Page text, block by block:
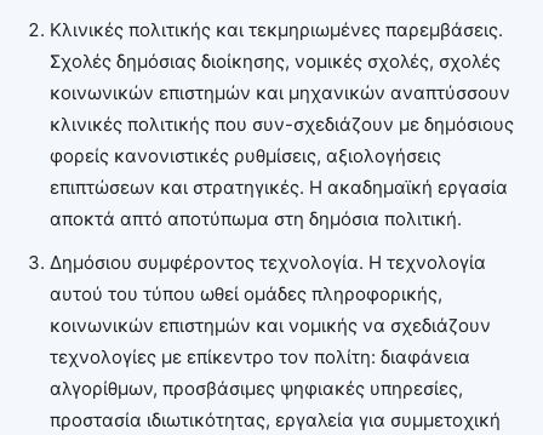
Κλινικές πολιτικής και τεκμηριωμένες παρεμβάσεις.
Σχολές δημόσιας διοίκησης, νομικές σχολές, σχολές
κοινωνικών επιστημών και μηχανικών αναπτύσσουν
κλινικές πολιτικής που συν-σχεδιάζουν με δημόσιους
φορείς κανονιστικές ρυθμίσεις, αξιολογήσεις
επιπτώσεων και στρατηγικές. Η ακαδημαϊκή εργασία
αποκτά απτό αποτύπωμα στη δημόσια πολιτική.
Δημόσιου συμφέροντος τεχνολογία. Η τεχνολογία
αυτού του τύπου ωθεί ομάδες πληροφορικής,
κοινωνικών επιστημών και νομικής να σχεδιάζουν
τεχνολογίες με επίκεντρο τον πολίτη: διαφάνεια
αλγορίθμων, προσβάσιμες ψηφιακές υπηρεσίες,
προστασία ιδιωτικότητας, εργαλεία για συμμετοχική